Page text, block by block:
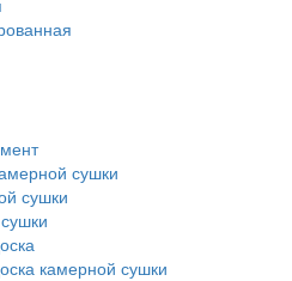
сушки
сушки
камерной сушки